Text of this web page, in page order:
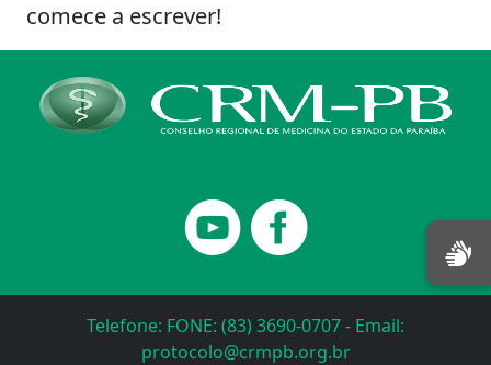
comece a escrever!
Telefone: FONE: (83) 3690-0707 - Email:
protocolo@crmpb.org.br